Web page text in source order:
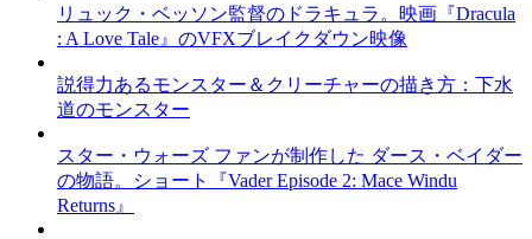
リュック・ベッソン監督のドラキュラ。映画『Dracula
: A Love Tale』のVFXブレイクダウン映像
説得力あるモンスター＆クリーチャーの描き方：下水
道のモンスター
スター・ウォーズ ファンが制作した ダース・ベイダー
の物語。ショート『Vader Episode 2: Mace Windu
Returns』